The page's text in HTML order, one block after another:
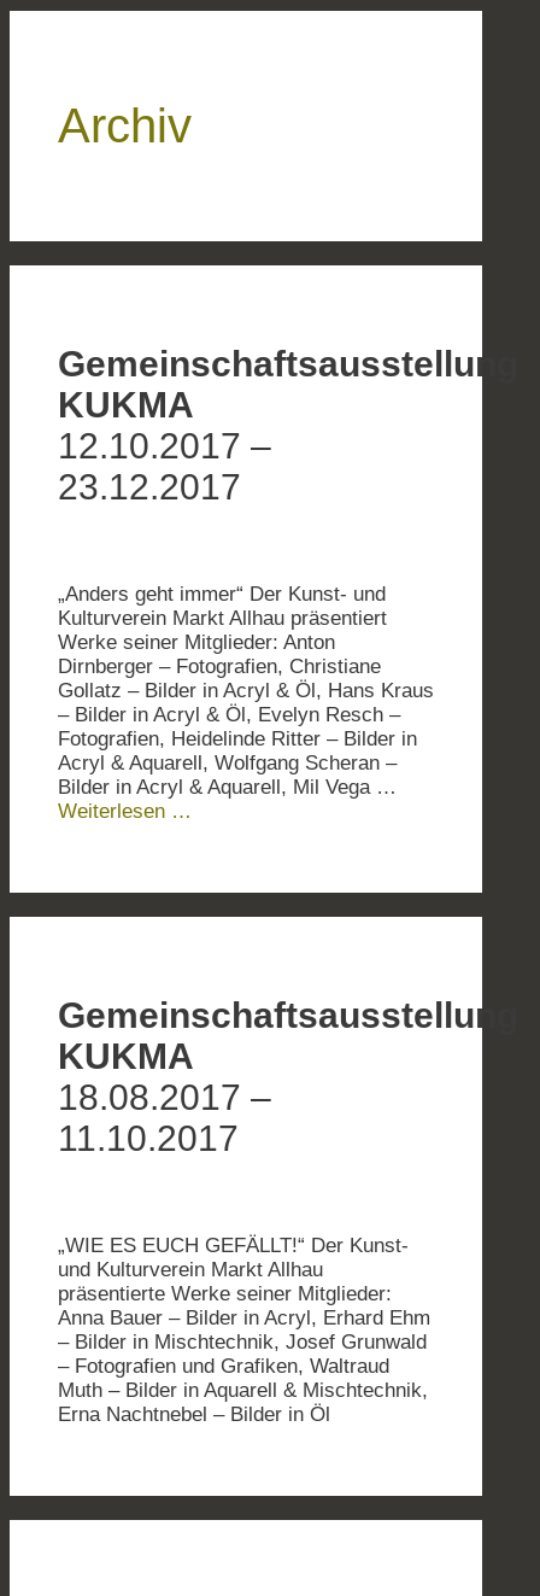
Archiv
Gemeinschaftsausstellung
KUKMA
12.10.2017 –
23.12.2017
„Anders geht immer“ Der Kunst- und
Kulturverein Markt Allhau präsentiert
Werke seiner Mitglieder: Anton
Dirnberger – Fotografien, Christiane
Gollatz – Bilder in Acryl & Öl, Hans Kraus
– Bilder in Acryl & Öl, Evelyn Resch –
Fotografien, Heidelinde Ritter – Bilder in
Acryl & Aquarell, Wolfgang Scheran –
Bilder in Acryl & Aquarell, Mil Vega …
Weiterlesen …
Gemeinschaftsausstellung
KUKMA
18.08.2017 –
11.10.2017
„WIE ES EUCH GEFÄLLT!“ Der Kunst-
und Kulturverein Markt Allhau
präsentierte Werke seiner Mitglieder:
Anna Bauer – Bilder in Acryl, Erhard Ehm
– Bilder in Mischtechnik, Josef Grunwald
– Fotografien und Grafiken, Waltraud
Muth – Bilder in Aquarell & Mischtechnik,
Erna Nachtnebel – Bilder in Öl